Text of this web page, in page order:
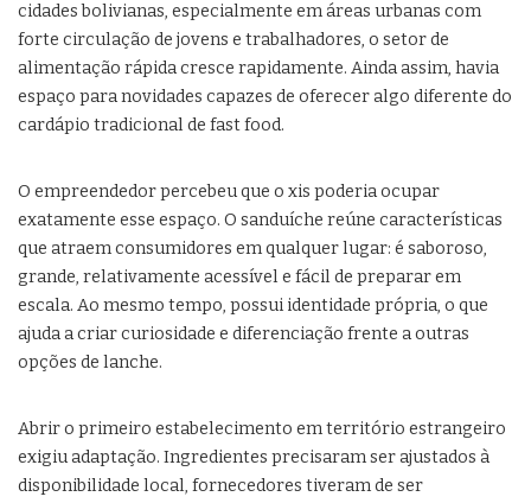
cidades bolivianas, especialmente em áreas urbanas com
forte circulação de jovens e trabalhadores, o setor de
alimentação rápida cresce rapidamente. Ainda assim, havia
espaço para novidades capazes de oferecer algo diferente do
cardápio tradicional de fast food.
O empreendedor percebeu que o xis poderia ocupar
exatamente esse espaço. O sanduíche reúne características
que atraem consumidores em qualquer lugar: é saboroso,
grande, relativamente acessível e fácil de preparar em
escala. Ao mesmo tempo, possui identidade própria, o que
ajuda a criar curiosidade e diferenciação frente a outras
opções de lanche.
Abrir o primeiro estabelecimento em território estrangeiro
exigiu adaptação. Ingredientes precisaram ser ajustados à
disponibilidade local, fornecedores tiveram de ser